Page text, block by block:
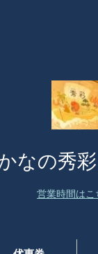
なの秀
営業時間はこ